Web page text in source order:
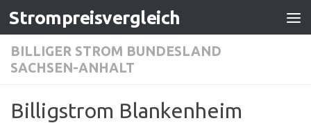
Zum Inhalt springen
Strompreisvergleich
BILLIGER STROM BUNDESLAND
SACHSEN-ANHALT
Billigstrom Blankenheim